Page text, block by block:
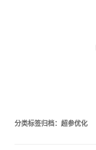
分类标签归档： 超参优化